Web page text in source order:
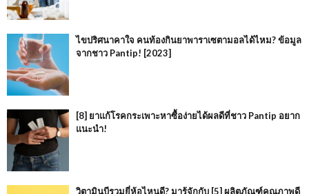
ไขปริศนาคาใจ คนท้องกินยาพาราเซตามอลได้ไหม? ข้อมูล
จากชาว Pantip! [2023]
[8] ยาแก้โรคกระเพาะหาซื้อง่ายได้ผลดีที่ชาว Pantip อยาก
แนะนำ!
วิตามินบีรวมยี่ห้อไหนดี? มารู้จักกับ [5] ผลิตภัณฑ์คุณภาพดี